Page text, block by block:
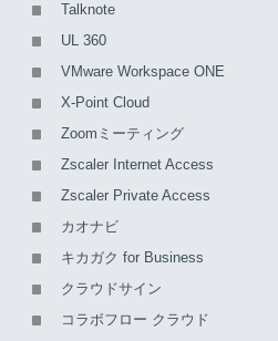
Talknote
UL 360
VMware Workspace ONE
X-Point Cloud
Zoomミーティング
Zscaler Internet Access
Zscaler Private Access
カオナビ
キカガク for Business
クラウドサイン
コラボフロー クラウド